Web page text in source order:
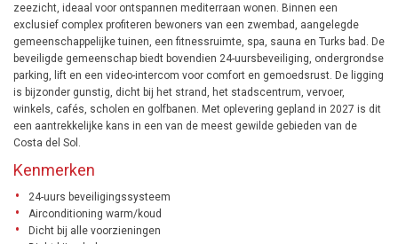
zeezicht, ideaal voor ontspannen mediterraan wonen. Binnen een
exclusief complex profiteren bewoners van een zwembad, aangelegde
gemeenschappelijke tuinen, een fitnessruimte, spa, sauna en Turks bad. De
beveiligde gemeenschap biedt bovendien 24-uursbeveiliging, ondergrondse
parking, lift en een video-intercom voor comfort en gemoedsrust. De ligging
is bijzonder gunstig, dicht bij het strand, het stadscentrum, vervoer,
winkels, cafés, scholen en golfbanen. Met oplevering gepland in 2027 is dit
een aantrekkelijke kans in een van de meest gewilde gebieden van de
Costa del Sol.
Kenmerken
24-uurs beveiligingssysteem
Airconditioning warm/koud
Dicht bij alle voorzieningen